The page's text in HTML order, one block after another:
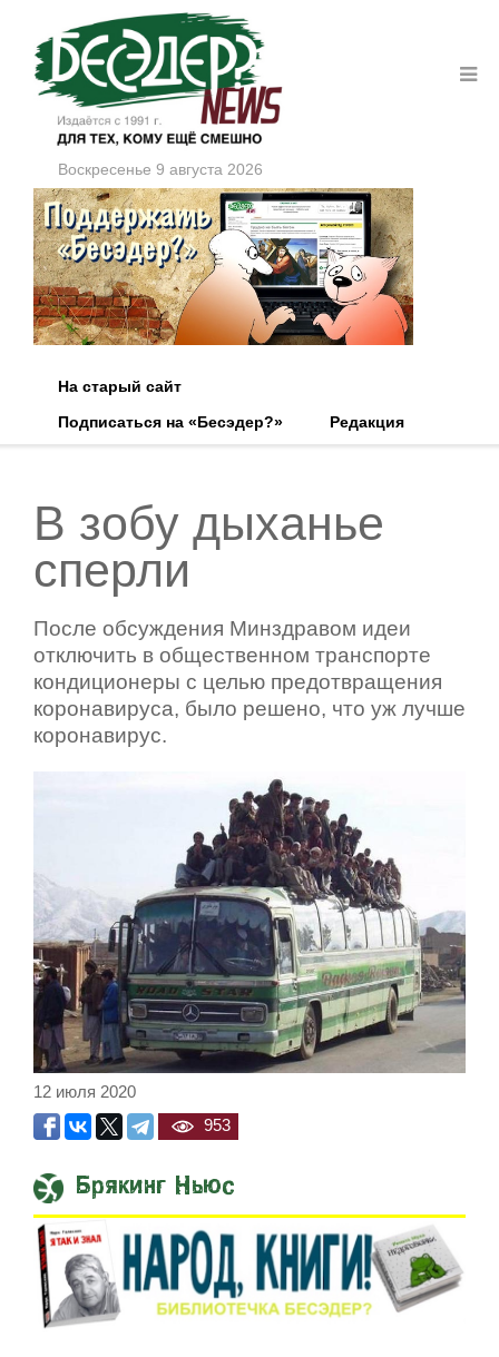
Воскресенье 9 августа 2026
На старый сайт
Подписаться на «Бесэдер?»
Редакция
В зобу дыханье
сперли
После обсуждения Минздравом идеи
отключить в общественном транспорте
кондиционеры с целью предотвращения
коронавируса, было решено, что уж лучше
коронавирус.
12 июля 2020
953
Брякинг Ньюс
Встреча Нетаниягу и